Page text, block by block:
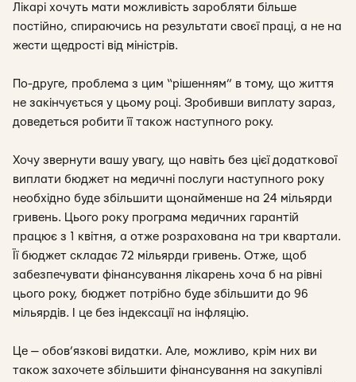
Лікарі хочуть мати можливість заробляти більше
постійно, спираючись на результати своєї праці, а не на
жести щедрості від міністрів.
По-друге, проблема з цим “рішенням” в тому, що життя
не закінчується у цьому році. Зробивши виплату зараз,
доведеться робити її також наступного року.
Хочу звернути вашу увагу, що навіть без цієї додаткової
виплати бюджет на медичні послуги наступного року
необхідно буде збільшити щонайменше на 24 мільярди
гривень. Цього року програма медичних гарантій
працює з 1 квітня, а отже розрахована на три квартали.
Її бюджет складає 72 мільярди гривень. Отже, щоб
забезпечувати фінансування лікарень хоча б на рівні
цього року, бюджет потрібно буде збільшити до 96
мільярдів. І це без індексації на інфляцію.
Це — обов’язкові видатки. Але, можливо, крім них ви
також захочете збільшити фінансування на закупівлі